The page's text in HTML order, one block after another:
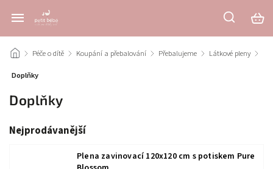
/ Péče o dítě / Koupání a přebalování / Přebalujeme / Látkové pleny /
Doplňky
Doplňky
Nejprodávanější
Plena zavinovací 120x120 cm s potiskem Pure